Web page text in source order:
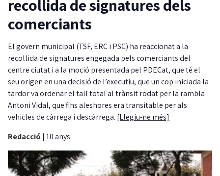
recollida de signatures dels
comerciants
El govern municipal (TSF, ERC i PSC) ha reaccionat a la
recollida de signatures engegada pels comerciants del
centre ciutat i a la moció presentada pel PDECat, que té el
seu origen en una decisió de l’executiu, que un cop iniciada la
tardor va ordenar el tall total al trànsit rodat per la rambla
Antoni Vidal, que fins aleshores era transitable per als
vehicles de càrrega i descàrrega. [Llegiu-ne més]
Redacció | 10 anys